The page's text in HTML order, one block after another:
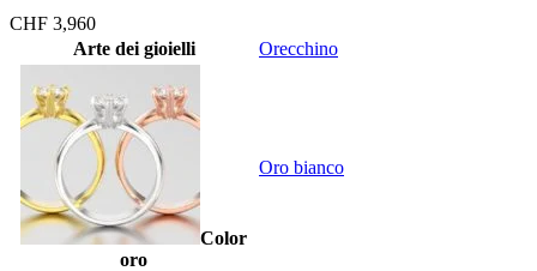
CHF 3,960
Arte dei gioielli
Orecchino
Color
oro
Oro bianco